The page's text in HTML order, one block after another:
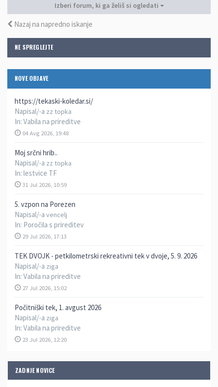
NE SPREGLEJTE
NOVE OBJAVE
https://tekaski-koledar.si/
Napisal/-a zz topka
In: Vabila na prireditve
04 Avg 2026, 19:48
Moj srčni hrib..
Napisal/-a zz topka
In: lestvice TF
31 Jul 2026, 10:59
5. vzpon na Porezen
Napisal/-a vencelj
In: Poročila s prireditev
29 Jul 2026, 17:13
TEK DVOJK - petkilometrski rekreativni tek v dvoje, 5. 9. 2026
Napisal/-a ziga
In: Vabila na prireditve
27 Jul 2026, 15:02
Počitniški tek, 1. avgust 2026
Napisal/-a ziga
In: Vabila na prireditve
23 Jul 2026, 12:20
ZADNJE NOVICE
Izberi forum, ki ga želiš si ogledati
Nazaj na napredno iskanje